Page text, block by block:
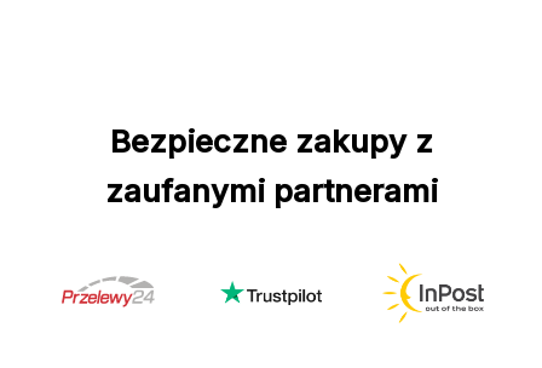
Bezpieczne zakupy z
zaufanymi partnerami